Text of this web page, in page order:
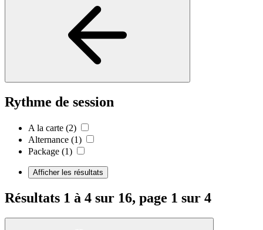
Rythme de session
A la carte (2)
Alternance (1)
Package (1)
Afficher les résultats
Résultats 1 à 4 sur 16, page 1 sur 4